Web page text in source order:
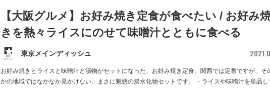
【大阪グルメ】お好み焼き定食が食べたい / お好み
きを熱々ライスにのせて味噌汁とともに食べる
東京メインディッシュ
お好み焼きとライスと味噌汁と漬物がセットになった、お好み焼き定食。関西では定番ですが、そ
かの地域ではなかなか見かけない、まさに魅惑の炭水化物セットです。 ・ライスや味噌汁を単品し